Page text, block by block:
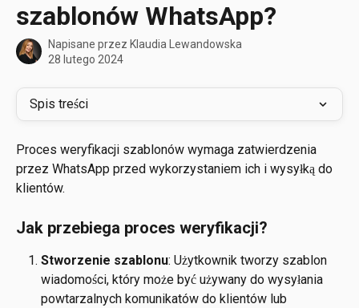
szablonów WhatsApp?
Napisane przez Klaudia Lewandowska
28 lutego 2024
Spis treści
Proces weryfikacji szablonów wymaga zatwierdzenia
przez WhatsApp przed wykorzystaniem ich i wysyłką do
klientów.
Jak przebiega proces weryfikacji?
Stworzenie szablonu: Użytkownik tworzy szablon
wiadomości, który może być używany do wysyłania
powtarzalnych komunikatów do klientów lub